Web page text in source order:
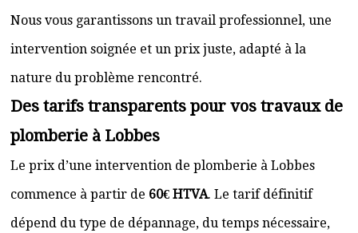
Nous vous garantissons un travail professionnel, une
intervention soignée et un prix juste, adapté à la
nature du problème rencontré.
Des tarifs transparents pour vos travaux de
plomberie à Lobbes
Le prix d’une intervention de plomberie à Lobbes
commence à partir de 60€ HTVA. Le tarif définitif
dépend du type de dépannage, du temps nécessaire,